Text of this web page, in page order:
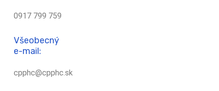
0917 799 759
Všeobecný
e-mail:
cpphc@cpphc.sk